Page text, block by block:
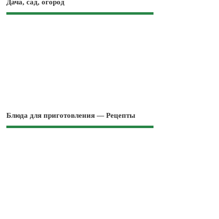
Дача, сад, огород
Блюда для приготовления — Рецепты